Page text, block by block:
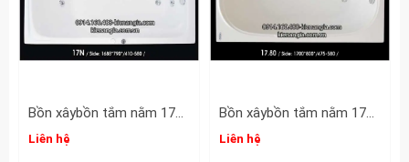
Bồn xâybồn tắm nằm 17m Việt Mỹ Acrylic-17N
Liên hệ
Bồn xâybồn tắm nằm 17m Việt Mỹ Acrylic-1780
Liên hệ